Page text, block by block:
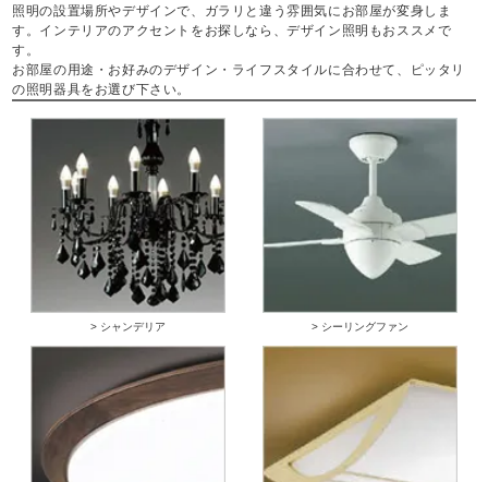
照明の設置場所やデザインで、ガラリと違う雰囲気にお部屋が変身しま
す。インテリアのアクセントをお探しなら、デザイン照明もおススメで
す。
お部屋の用途・お好みのデザイン・ライフスタイルに合わせて、ピッタリ
の照明器具をお選び下さい。
> シャンデリア > シーリングファン